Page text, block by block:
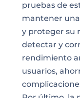
pruebas de
mantener
y proteger su
detectar y
rendimiento
usuarios,